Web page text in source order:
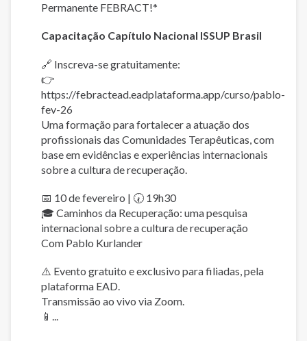
Permanente FEBRACT!*
Capacitação Capítulo Nacional ISSUP Brasil
🔗 Inscreva-se gratuitamente:
👉
https://febractead.eadplataforma.app/curso/pablo-
fev-26
Uma formação para fortalecer a atuação dos
profissionais das Comunidades Terapêuticas, com
base em evidências e experiências internacionais
sobre a cultura de recuperação.
📅 10 de fevereiro | 🕢 19h30
🎓 Caminhos da Recuperação: uma pesquisa
internacional sobre a cultura de recuperação
Com Pablo Kurlander
⚠️ Evento gratuito e exclusivo para filiadas, pela
plataforma EAD.
Transmissão ao vivo via Zoom.
📱...